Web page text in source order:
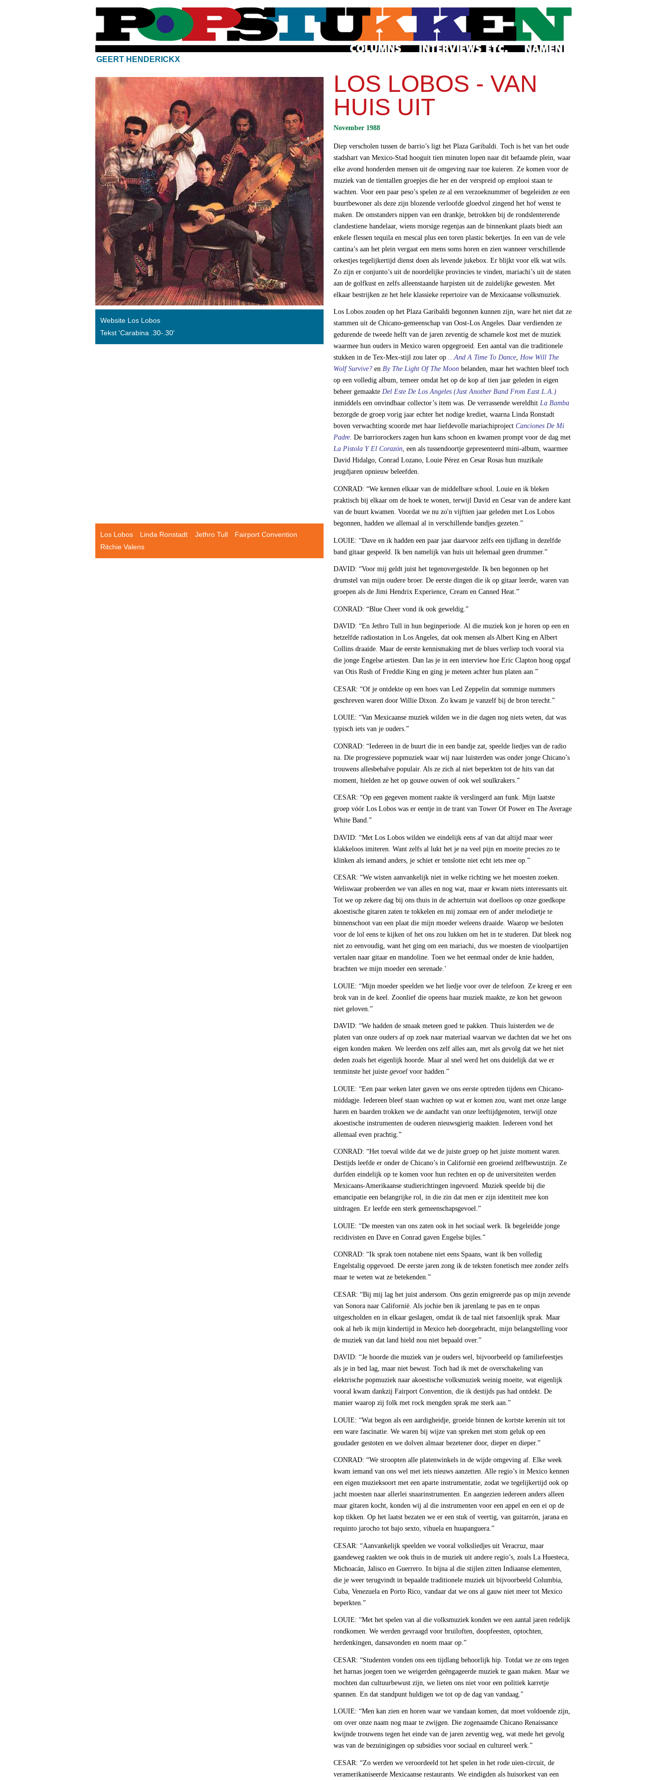
en naar
algemene
GEERT HENDERICKX
LOS LOBOS - VAN
HUIS UIT
November 1988
Diep verscholen tussen de barrio’s ligt het Plaza Garibaldi. Toch is het van het oude
stadshart van Mexico-Stad hooguit tien minuten lopen naar dit befaamde plein, waar
elke avond honderden mensen uit de omgeving naar toe kuieren. Ze komen voor de
muziek van de tientallen groepjes die her en der verspreid op emplooi staan te
wachten. Voor een paar peso’s spelen ze al een verzoeknummer of begeleiden ze een
buurtbewoner als deze zijn blozende verloofde gloedvol zingend het hof wenst te
maken. De omstanders nippen van een drankje, betrokken bij de rondslenterende
clandestiene handelaar, wiens morsige regenjas aan de binnenkant plaats biedt aan
enkele flessen tequila en mescal plus een toren plastic bekertjes. In een van de vele
cantina’s aan het plein vergaat een mens soms horen en zien wanneer verschillende
orkestjes tegelijkertijd dienst doen als levende jukebox. Er blijkt voor elk wat wils.
Zo zijn er conjunto’s uit de noordelijke provincies te vinden, mariachi’s uit de staten
aan de golfkust en zelfs alleenstaande harpisten uit de zuidelijke gewesten. Met
elkaar bestrijken ze het hele klassieke repertoire van de Mexicaanse volksmuziek.
Los Lobos zouden op het Plaza Garibaldi begonnen kunnen zijn, ware het niet dat ze
stammen uit de Chicano-gemeenschap van Oost-Los Angeles. Daar verdienden ze
gedurende de tweede helft van de jaren zeventig de schamele kost met de muziek
waarmee hun ouders in Mexico waren opgegroeid. Een aantal van die traditionele
stukken in de Tex-Mex-stijl zou later op …And A Time To Dance, How Will The
Wolf Survive? en By The Light Of The Moon belanden, maar het wachten bleef toch
op een volledig album, temeer omdat het op de kop af tien jaar geleden in eigen
beheer gemaakte Del Este De Los Angeles (Just Another Band From East L.A.)
inmiddels een onvindbaar collector’s item was. De verrassende wereldhit La Bamba
bezorgde de groep vorig jaar echter het nodige krediet, waarna Linda Ronstadt
boven verwachting scoorde met haar liefdevolle mariachiproject Canciones De Mi
Padre. De barriorockers zagen hun kans schoon en kwamen prompt voor de dag met
La Pistola Y El Corazón, een als tussendoortje gepresenteerd mini-album, waarmee
David Hidalgo, Conrad Lozano, Louie Pérez en Cesar Rosas hun muzikale
jeugdjaren opnieuw beleefden.
CONRAD: “We kennen elkaar van de middelbare school. Louie en ik bleken
praktisch bij elkaar om de hoek te wonen, terwijl David en Cesar van de andere kant
van de buurt kwamen. Voordat we nu zo'n vijftien jaar geleden met Los Lobos
begonnen, hadden we allemaal al in verschillende bandjes gezeten.”
LOUIE: “Dave en ik hadden een paar jaar daarvoor zelfs een tijdlang in dezelfde
band gitaar gespeeld. Ik ben namelijk van huis uit helemaal geen drummer.”
DAVID: “Voor mij geldt juist het tegenovergestelde. Ik ben begonnen op het
drumstel van mijn oudere broer. De eerste dingen die ik op gitaar leerde, waren van
groepen als de Jimi Hendrix Experience, Cream en Canned Heat.”
CONRAD: “Blue Cheer vond ik ook geweldig.”
DAVID: “En Jethro Tull in hun beginperiode. Al die muziek kon je horen op een en
hetzelfde radiostation in Los Angeles, dat ook mensen als Albert King en Albert
Collins draaide. Maar de eerste kennismaking met de blues verliep toch vooral via
die jonge Engelse artiesten. Dan las je in een interview hoe Eric Clapton hoog opgaf
van Otis Rush of Freddie King en ging je meteen achter hun platen aan.”
CESAR: “Of je ontdekte op een hoes van Led Zeppelin dat sommige nummers
geschreven waren door Willie Dixon. Zo kwam je vanzelf bij de bron terecht.”
LOUIE: “Van Mexicaanse muziek wilden we in die dagen nog niets weten, dat was
typisch iets van je ouders.”
CONRAD: “Iedereen in de buurt die in een bandje zat, speelde liedjes van de radio
na. Die progressieve popmuziek waar wij naar luisterden was onder jonge Chicano’s
trouwens allesbehalve populair. Als ze zich al niet beperkten tot de hits van dat
moment, hielden ze het op gouwe ouwen of ook wel soulkrakers.”
CESAR: “Op een gegeven moment raakte ik verslingerd aan funk. Mijn laatste
groep vóór Los Lobos was er eentje in de trant van Tower Of Power en The Average
White Band.”
DAVID: “Met Los Lobos wilden we eindelijk eens af van dat altijd maar weer
klakkeloos imiteren. Want zelfs al lukt het je na veel pijn en moeite precies zo te
klinken als iemand anders, je schiet er tenslotte niet echt iets mee op.”
CESAR: “We wisten aanvankelijk niet in welke richting we het moesten zoeken.
Weliswaar probeerden we van alles en nog wat, maar er kwam niets interessants uit.
Tot we op zekere dag bij ons thuis in de achtertuin wat doelloos op onze goedkope
akoestische gitaren zaten te tokkelen en mij zomaar een of ander melodietje te
binnenschoot van een plaat die mijn moeder weleens draaide. Waarop we besloten
voor de lol eens te kijken of het ons zou lukken om het in te studeren. Dat bleek nog
niet zo eenvoudig, want het ging om een mariachi, dus we moesten de vioolpartijen
vertalen naar gitaar en mandoline. Toen we het eenmaal onder de knie hadden,
brachten we mijn moeder een serenade.’
LOUIE: “Mijn moeder speelden we het liedje voor over de telefoon. Ze kreeg er een
brok van in de keel. Zoonlief die opeens haar muziek maakte, ze kon het gewoon
niet geloven.”
DAVID: “We hadden de smaak meteen goed te pakken. Thuis luisterden we de
platen van onze ouders af op zoek naar materiaal waarvan we dachten dat we het ons
eigen konden maken. We leerden ons zelf alles aan, met als gevolg dat we het niet
deden zoals het eigenlijk hoorde. Maar al snel werd het ons duidelijk dat we er
tenminste het juiste gevoel voor hadden.”
LOUIE: “Een paar weken later gaven we ons eerste optreden tijdens een Chicano-
middagje. Iedereen bleef staan wachten op wat er komen zou, want met onze lange
haren en baarden trokken we de aandacht van onze leeftijdgenoten, terwijl onze
akoestische instrumenten de ouderen nieuwsgierig maakten. Iedereen vond het
allemaal even prachtig.”
CONRAD: “Het toeval wilde dat we de juiste groep op het juiste moment waren.
Destijds leefde er onder de Chicano’s in Californië een groeiend zelfbewustzijn. Ze
durfden eindelijk op te komen voor hun rechten en op de universiteiten werden
Mexicaans-Amerikaanse studierichtingen ingevoerd. Muziek speelde bij die
emancipatie een belangrijke rol, in die zin dat men er zijn identiteit mee kon
uitdragen. Er leefde een sterk gemeenschapsgevoel.”
LOUIE: “De meesten van ons zaten ook in het sociaal werk. Ik begeleidde jonge
recidivisten en Dave en Conrad gaven Engelse bijles.”
CONRAD: “Ik sprak toen notabene niet eens Spaans, want ik ben volledig
Engelstalig opgevoed. De eerste jaren zong ik de teksten fonetisch mee zonder zelfs
maar te weten wat ze betekenden.”
CESAR: “Bij mij lag het juist andersom. Ons gezin emigreerde pas op mijn zevende
van Sonora naar Californië. Als jochie ben ik jarenlang te pas en te onpas
uitgescholden en in elkaar geslagen, omdat ik de taal niet fatsoenlijk sprak. Maar
ook al heb ik mijn kindertijd in Mexico heb doorgebracht, mijn belangstelling voor
de muziek van dat land hield nou niet bepaald over.”
DAVID: “Je hoorde die muziek van je ouders wel, bijvoorbeeld op familiefeestjes
als je in bed lag, maar niet bewust. Toch had ik met de overschakeling van
elektrische popmuziek naar akoestische volksmuziek weinig moeite, wat eigenlijk
vooral kwam dankzij Fairport Convention, die ik destijds pas had ontdekt. De
manier waarop zij folk met rock mengden sprak me sterk aan.”
LOUIE: “Wat begon als een aardigheidje, groeide binnen de kortste kerenin uit tot
een ware fascinatie. We waren bij wijze van spreken met stom geluk op een
goudader gestoten en we dolven almaar bezetener door, dieper en dieper.”
CONRAD: “We stroopten alle platenwinkels in de wijde omgeving af. Elke week
kwam iemand van ons wel met iets nieuws aanzetten. Alle regio’s in Mexico kennen
een eigen muzieksoort met een aparte instrumentatie, zodat we tegelijkertijd ook op
jacht moesten naar allerlei snaarinstrumenten. En aangezien iedereen anders alleen
maar gitaren kocht, konden wij al die instrumenten voor een appel en een ei op de
kop tikken. Op het laatst bezaten we er een stuk of veertig, van guitarrón, jarana en
requinto jarocho tot bajo sexto, vihuela en huapanguera.”
CESAR: “Aanvankelijk speelden we vooral volksliedjes uit Veracruz, maar
gaandeweg raakten we ook thuis in de muziek uit andere regio’s, zoals La Huesteca,
Michoacán, Jalisco en Guerrero. In bijna al die stijlen zitten Indiaanse elementen,
die je weer terugvindt in bepaalde traditionele muziek uit bijvoorbeeld Columbia,
Cuba, Venezuela en Porto Rico, vandaar dat we ons al gauw niet meer tot Mexico
beperkten.”
LOUIE: “Met het spelen van al die volksmuziek konden we een aantal jaren redelijk
rondkomen. We werden gevraagd voor bruiloften, doopfeesten, optochten,
herdenkingen, dansavonden en noem maar op.”
CESAR: “Studenten vonden ons een tijdlang behoorlijk hip. Totdat we ze ons tegen
het harnas joegen toen we weigerden geëngageerde muziek te gaan maken. Maar we
mochten dan cultuurbewust zijn, we lieten ons niet voor een politiek karretje
spannen. En dat standpunt huldigen we tot op de dag van vandaag."
LOUIE: “Men kan zien en horen waar we vandaan komen, dat moet voldoende zijn,
om over onze naam nog maar te zwijgen. Die zogenaamde Chicano Renaissance
kwijnde trouwens tegen het einde van de jaren zeventig weg, wat mede het gevolg
was van de bezuinigingen op subsidies voor sociaal en cultureel werk.”
CESAR: “Zo werden we veroordeeld tot het spelen in het rode uien-circuit, de
veramerikaniseerde Mexicaanse restaurants. We eindigden als huisorkest van een
Website Los Lobos
Tekst 'Carabina .30-.30'
Los Lobos Linda Ronstadt Jethro Tull
Fairport Convention
Ritchie Valens